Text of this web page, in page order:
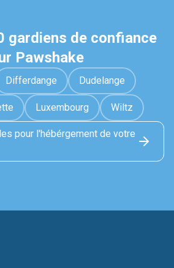
gardiens de confiance
Pawshake
Differdange Dudelange
Luxembourg Wiltz
pour l'hébérgement de votre